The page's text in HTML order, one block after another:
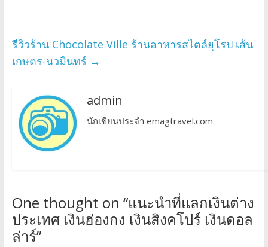
รีวิวร้าน Chocolate Ville ร้านอาหารสไตล์ยุโรป เส้น
เกษตร-นวมินทร์ →
admin
นักเขียนประจำ emagtravel.com
One thought on “แนะนำที่แลกเงินต่าง
ประเทศ เงินฮ่องกง เงินสิงคโปร์ เงินดอล
ล่าร์”